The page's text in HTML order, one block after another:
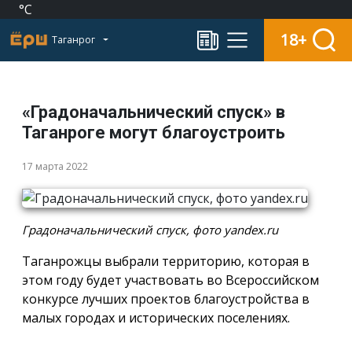
°C
Таганрог 18+
«Градоначальнический спуск» в
Таганроге могут благоустроить
17 марта 2022
Градоначальнический спуск, фото yandex.ru
Таганрожцы выбрали территорию, которая в
этом году будет участвовать во Всероссийском
конкурсе лучших проектов благоустройства в
малых городах и исторических поселениях.